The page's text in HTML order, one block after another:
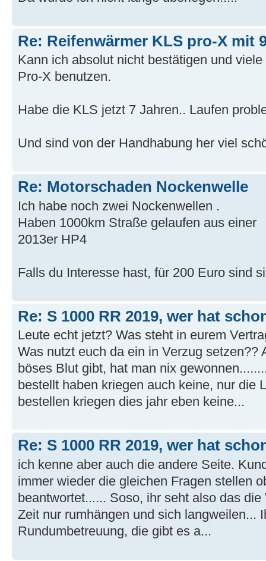
Re: Reifenwärmer KLS pro-X mit
Kann ich absolut nicht bestätigen und
Pro-X benutzen.
Habe die KLS jetzt 7 Jahren.. Laufen
Und sind von der Handhabung her viel
Re: Motorschaden Nockenwelle
Ich habe noch zwei Nockenwellen .
Haben 1000km Straße gelaufen aus einer
2013er HP4
Falls du Interesse hast, für 200 Euro sind
Re: S 1000 RR 2019, wer hat
Leute echt jetzt? Was steht in eurem
Was nutzt euch da ein in Verzug setzen??
böses Blut gibt, hat man nix
bestellt haben kriegen auch keine, nur die
bestellen kriegen dies jahr eben keine...
Re: S 1000 RR 2019, wer hat
ich kenne aber auch die andere Seite.
immer wieder die gleichen Fragen stellen
beantwortet...... Soso, ihr seht also das
Zeit nur rumhängen und sich langweilen...
Rundumbetreuung, die gibt es a...